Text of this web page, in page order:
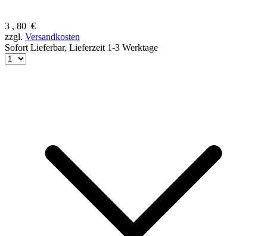
3 , 80 €
zzgl. Versandkosten
Sofort Lieferbar, Lieferzeit 1-3 Werktage